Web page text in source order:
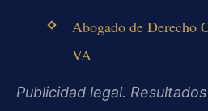
Abogado de Derecho
VA
Publicidad legal.